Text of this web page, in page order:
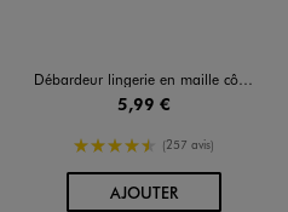
Débardeur lingerie en maille côtelée femme
5,99 €
4.5/5 de moyenne
(257 avis)
AJOUTERAU PANIER